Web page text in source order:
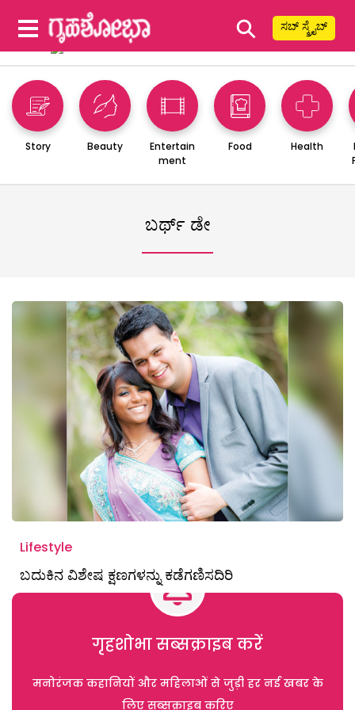
⚲ ಸಬ್ ಸ್ಕ್ರೈಬ್
Story Beauty
Entertain
ment
Food Health
ಬರ್ಥ್ ಡೇ
Lifestyle
ಬದುಕಿನ ವಿಶೇಷ ಕ್ಷಣಗಳನ್ನು ಕಡೆಗಣಿಸದಿರಿ
गृहशोभा सब्सक्राइब करें
मनोरंजक कहानियों और महिलाओं से जुड़ी हर नई खबर के
लिए सब्सक्राइब करिए